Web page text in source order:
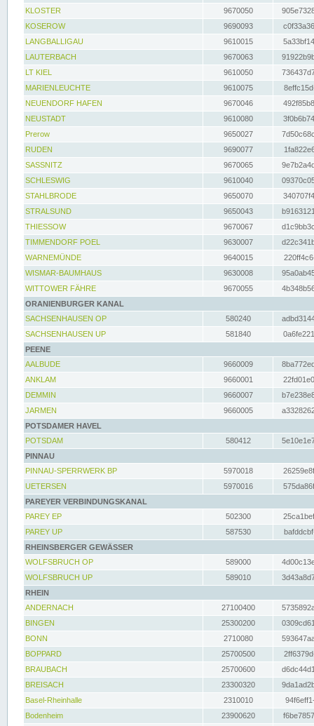
KLOSTER
9670050
KOSEROW
9690093
LANGBALLIGAU
9610015
LAUTERBACH
9670063
LT KIEL
9610050
MARIENLEUCHTE
9610075
NEUENDORF HAFEN
9670046
NEUSTADT
9610080
Prerow
9650027
RUDEN
9690077
SASSNITZ
9670065
SCHLESWIG
9610040
STAHLBRODE
9650070
STRALSUND
9650043
THIESSOW
9670067
TIMMENDORF POEL
9630007
WARNEMÜNDE
9640015
WISMAR-BAUMHAUS
9630008
WITTOWER FÄHRE
9670055
ORANIENBURGER KANAL
SACHSENHAUSEN OP
580240
SACHSENHAUSEN UP
581840
PEENE
AALBUDE
9660009
ANKLAM
9660001
DEMMIN
9660007
JARMEN
9660005
POTSDAMER HAVEL
POTSDAM
580412
PINNAU
PINNAU-SPERRWERK BP
5970018
UETERSEN
5970016
PAREYER VERBINDUNGSKANAL
PAREY EP
502300
PAREY UP
587530
RHEINSBERGER GEWÄSSER
WOLFSBRUCH OP
589000
WOLFSBRUCH UP
589010
RHEIN
ANDERNACH
27100400
BINGEN
25300200
BONN
2710080
BOPPARD
25700500
BRAUBACH
25700600
BREISACH
23300320
Basel-Rheinhalle
2310010
Bodenheim
23900620